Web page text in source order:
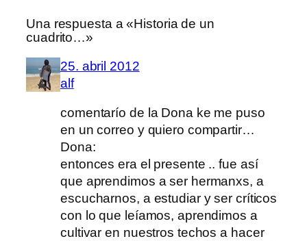
Una respuesta a «Historia de un
cuadrito…»
25. abril 2012
alf
comentarío de la Dona ke me puso
en un correo y quiero compartir…
Dona:
entonces era el presente .. fue así
que aprendimos a ser hermanxs, a
escucharnos, a estudiar y ser críticos
con lo que leíamos, aprendimos a
cultivar en nuestros techos a hacer